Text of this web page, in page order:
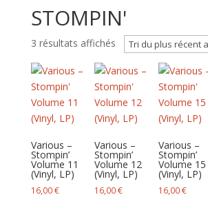
STOMPIN'
3 résultats affichésTrié
plus
récent
au
plus
Various –
Stompin’
Volume 11
(Vinyl, LP)
16,00€
Various –
Stompin’
Volume 12
(Vinyl, LP)
16,00€
Various –
Stompin’
Volume 15
(Vinyl, LP)
16,00€